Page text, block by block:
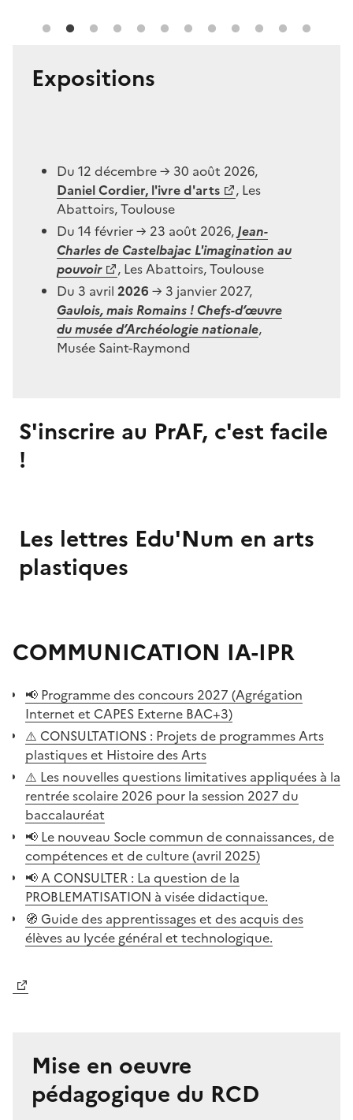
Expositions
Du 12 décembre → 30 août 2026,
Daniel Cordier, l'ivre d'arts
, Les
Abattoirs, Toulouse
Du 14 février → 23 août 2026, Jean-
Charles de Castelbajac L'imagination au
pouvoir
, Les Abattoirs, Toulouse
Du 3 avril 2026 → 3 janvier 2027,
Gaulois, mais Romains ! Chefs-d’œuvre
du musée d’Archéologie nationale,
Musée Saint-Raymond
S'inscrire au PrAF, c'est facile
!
couverture
(conseillée)
Les lettres Edu'Num en arts
plastiques
couverture
(conseillée)
COMMUNICATION IA-IPR
📢 Programme des concours 2027 (Agrégation
Internet et CAPES Externe BAC+3)
⚠️ CONSULTATIONS : Projets de programmes Arts
plastiques et Histoire des Arts
⚠️ Les nouvelles questions limitatives appliquées à la
rentrée scolaire 2026 pour la session 2027 du
baccalauréat
📢 Le nouveau Socle commun de connaissances, de
compétences et de culture (avril 2025)
📢 A CONSULTER : La question de la
PROBLEMATISATION à visée didactique.
🧭 Guide des apprentissages et des acquis des
élèves au lycée général et technologique.
Mise en oeuvre
pédagogique du RCD